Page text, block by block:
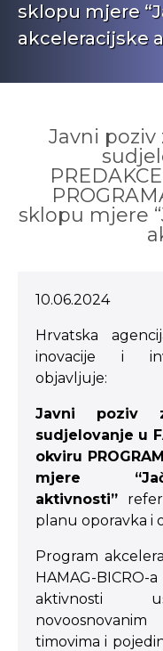
sklopu mjere
akceleracijske
Javni poziv
sklopu mjere
10.06.2024
Hrvatska
inovacije i
objavljuje:
Javni poziv
sudjelovanje u
okviru
mjere
aktivnosti”
planu oporavka i
Program
HAMAG-
aktivnosti
timovima i